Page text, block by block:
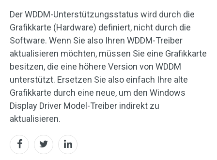
Der WDDM-Unterstützungsstatus wird durch die
Grafikkarte (Hardware) definiert, nicht durch die
Software. Wenn Sie also Ihren WDDM-Treiber
aktualisieren möchten, müssen Sie eine Grafikkarte
besitzen, die eine höhere Version von WDDM
unterstützt. Ersetzen Sie also einfach Ihre alte
Grafikkarte durch eine neue, um den Windows
Display Driver Model-Treiber indirekt zu
aktualisieren.